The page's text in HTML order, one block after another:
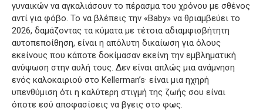
γυναικών να αγκαλιάσουν το πέρασμα του χρόνου με σθένος
αντί για φόβο. Το να βλέπεις την «Baby» να θριαμβεύει το
2026, δαμάζοντας τα κύματα με τέτοια αδιαμφισβήτητη
αυτοπεποίθηση, είναι η απόλυτη δικαίωση για όλους
εκείνους που κάποτε δοκίμασαν εκείνη την εμβληματική
ανύψωση στην αυλή τους. Δεν είναι απλώς μια ανάμνηση
ενός καλοκαιριού στο Kellerman’s· είναι μια ηχηρή
υπενθύμιση ότι η καλύτερη στιγμή της ζωής σου είναι
όποτε εσύ αποφασίσεις να βγεις στο φως.